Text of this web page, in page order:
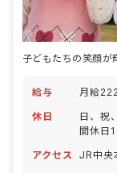
給与 月給
休日
日、祝
間休日
アクセス JR中央